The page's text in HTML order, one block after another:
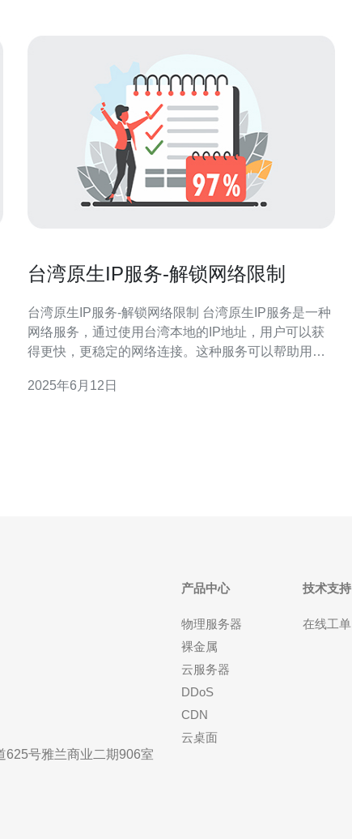
台湾原生IP服务-解锁网络限制
台湾原生IP服务-解锁网络限制 台湾原生IP服务是一种
网络服务，通过使用台湾本地的IP地址，用户可以获
得更快，更稳定的网络连接。这种服务可以帮助用户
许多用户在使用互联网时会遇到地理限制的问题，例
2025年6月12日
625号雅兰商业二期906室
产品中心
物理服务器
裸金属
云服务器
DDoS
CDN
云桌面
技术支持
在线工单